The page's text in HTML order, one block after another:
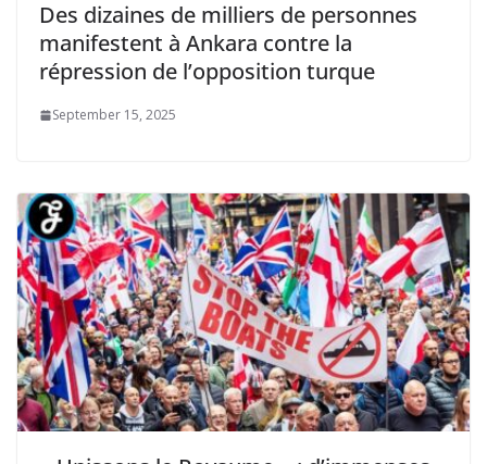
Des dizaines de milliers de personnes
manifestent à Ankara contre la
répression de l’opposition turque
September 15, 2025